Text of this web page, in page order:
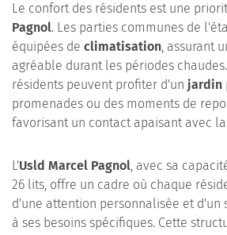
Le confort des résidents est une
Pagnol. Les parties communes de
équipées de climatisation, assurant
agréable durant les périodes
résidents peuvent profiter d'un jardin
promenades ou des moments de
favorisant un contact apaisant avec
L'Usld Marcel Pagnol, avec sa
26 lits, offre un cadre où chaque
d'une attention personnalisée et d'un
à ses besoins spécifiques. Cette